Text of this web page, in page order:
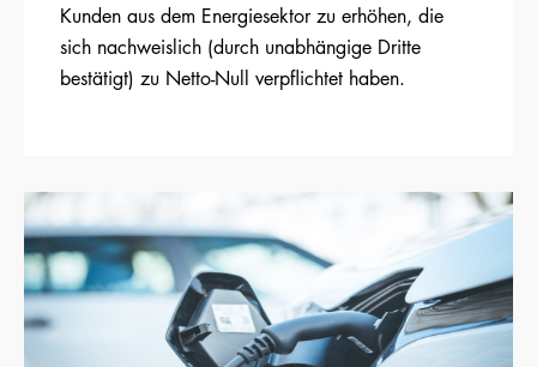
Kunden aus dem Energiesektor zu erhöhen, die
sich nachweislich (durch unabhängige Dritte
bestätigt) zu Netto-Null verpflichtet haben.